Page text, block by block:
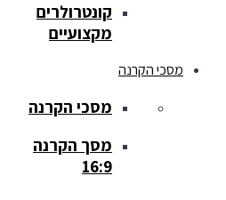
קונטרולרים
מקצועיים
מסכי הקרנה
מסכי הקרנה
מסך הקרנה
16:9